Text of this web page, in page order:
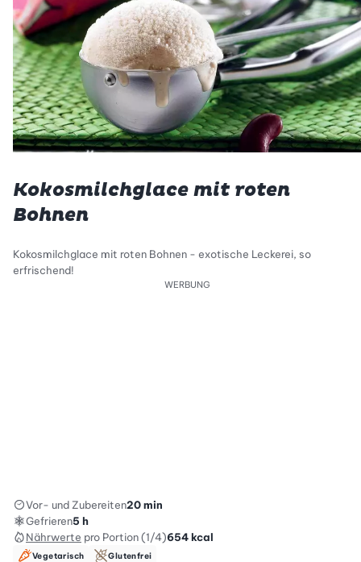
Kokosmilchglace mit roten
Bohnen
Kokosmilchglace mit roten Bohnen - exotische Leckerei, so
erfrischend!
WERBUNG
Vor- und Zubereiten20 min
Gefrieren5 h
Nährwerte pro Portion (1/4)654kcal
Vegetarisch Glutenfrei